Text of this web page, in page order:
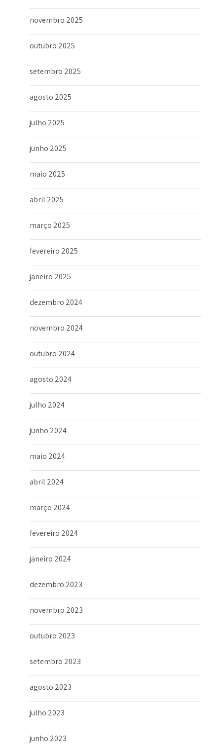
novembro 2025
outubro 2025
setembro 2025
agosto 2025
julho 2025
junho 2025
maio 2025
abril 2025
março 2025
fevereiro 2025
janeiro 2025
dezembro 2024
novembro 2024
outubro 2024
agosto 2024
julho 2024
junho 2024
maio 2024
abril 2024
março 2024
fevereiro 2024
janeiro 2024
dezembro 2023
novembro 2023
outubro 2023
setembro 2023
agosto 2023
julho 2023
junho 2023